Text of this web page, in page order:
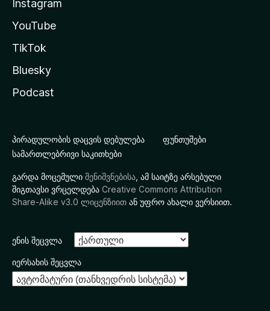
Instagram
YouTube
TikTok
Bluesky
Podcast
პირადულობის დაცვის დებულება
ფუნთუშები
სამართლებრივი საკითხები
გარდა მოცემული შენიშვნებისა , ამ საიტზე არსებული
შიგთავსი ვრცელდება Creative Commons Attribution
Share-Alike v3.0 ლიცენზიით ან უფრო ახალი ვერსიით.
ენის შეცვლა
იერსახის შეცვლა